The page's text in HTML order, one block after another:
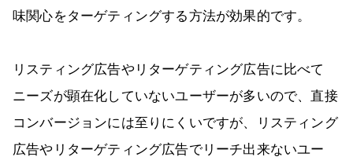
味関心をターゲティングする方法が効果的です。
リスティング広告やリターゲティング広告に比べて
ニーズが顕在化していないユーザーが多いので、直接
コンバージョンには至りにくいですが、リスティング
広告やリターゲティング広告でリーチ出来ないユー